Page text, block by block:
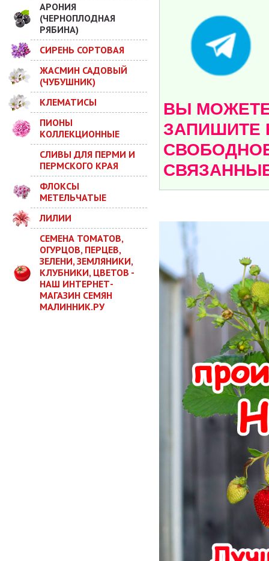
АРОНИЯ
(ЧЕРНОПЛОДНАЯ
РЯБИНА)
СИРЕНЬ СОРТОВАЯ
ЖАСМИН САДОВЫЙ
(ЧУБУШНИК)
КЛЕМАТИСЫ
ПИОНЫ
КОЛЛЕКЦИОННЫЕ
СЛИВЫ ДЛЯ ПЕРМИ И
ПЕРМСКОГО КРАЯ
ФЛОКСЫ
МЕТЕЛЬЧАТЫЕ
ЛИЛИИ
СЕМЕНА ТОМАТОВ,
ОГУРЦОВ, ПЕРЦЕВ,
ЗЕЛЕНИ, ЗЕМЛЯНИКИ,
КЛУБНИКИ, ЦВЕТОВ -
НАШ ИНТЕРНЕТ-
МАГАЗИН СЕМЯН
МАЛИННИК.РУ
ВЫ МОЖЕТЕ
ЗАПИШИТЕ